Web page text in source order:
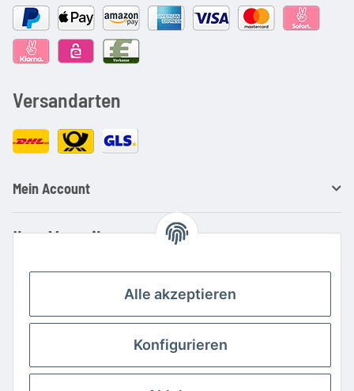
Versandarten
Mein Account
Ihre Vorteile
Kauf auf Rechnung
Große Auswahl an Netzteilen und Ladegeräten
Schnelle Lieferung
Alle akzeptieren
Konfigurieren